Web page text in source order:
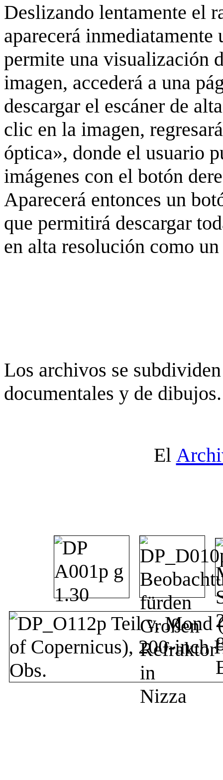
Deslizando lentamente el
aparecerá
permite una visualización
imagen, accederá a una
descargar el escáner de
clic en la imagen,
óptica», donde el usuario
imágenes con el botón
Aparecerá entonces un
que permitirá descargar
en alta resolución como
Los archivos se
documentales y de dibujos.
El